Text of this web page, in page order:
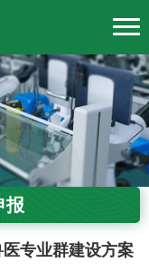
报
专业群建设方案